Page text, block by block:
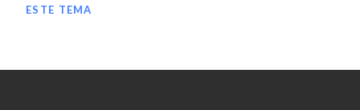
ESTE TEMA